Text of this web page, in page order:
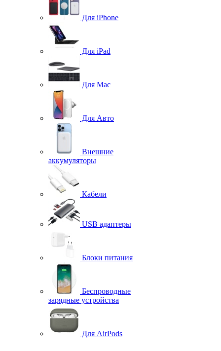
Для iPhone
Для iPad
Для Mac
Для Авто
Внешние
аккумуляторы
Кабели
USB адаптеры
Блоки питания
Беспроводные
зарядные устройства
Для AirPods